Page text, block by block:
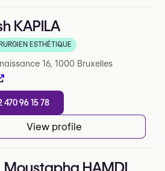
KAPILA
5 sur Google
ESTHÉTIQUE
16, 1000 Bruxelles
470 96 15 78
View profile